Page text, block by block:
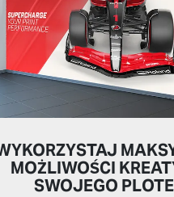
MOŻLIWOŚCI
SWOJEGO